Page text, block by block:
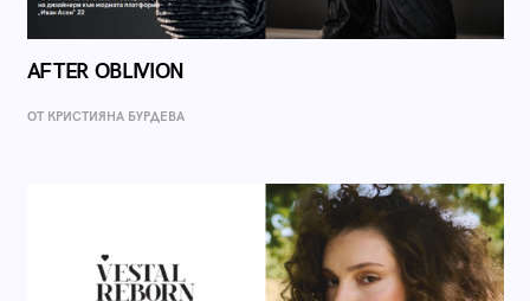
AFTER OBLIVION
ОТ КРИСТИЯНА БУРДЕВА